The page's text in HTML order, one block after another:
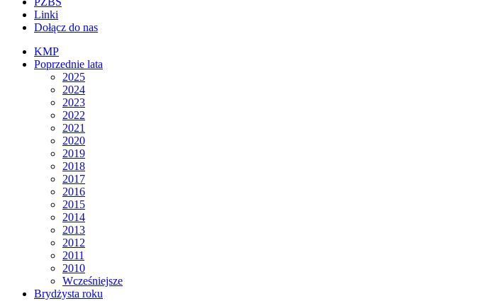
Linki
Dołącz do nas
KMP
Poprzednie lata
2025
2024
2023
2022
2021
2020
2019
2018
2017
2016
2015
2014
2013
2012
2011
2010
Wcześniejsze
Brydżysta roku